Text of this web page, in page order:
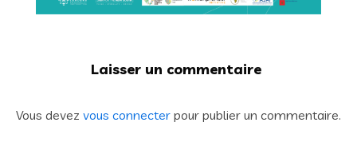
Laisser un commentaire
Vous devez vous connecter pour publier un commentaire.